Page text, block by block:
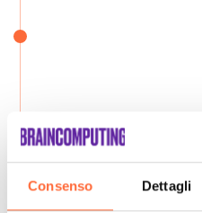
Consenso Dettagli